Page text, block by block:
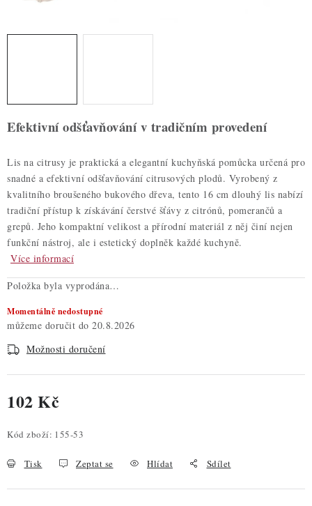
NOVÉ ZBOŽÍ
Nepřevzetí zásilky na dobírku
Hodnocení obchodu
Blog
Moje objednávka
Efektivní odšťavňování v tradičním provedení
Lis na citrusy je praktická a elegantní kuchyňská pomůcka určená pro
snadné a efektivní odšťavňování citrusových plodů. Vyrobený z
kvalitního broušeného bukového dřeva, tento 16 cm dlouhý lis nabízí
tradiční přístup k získávání čerstvé šťávy z citrónů, pomerančů a
grepů. Jeho kompaktní velikost a přírodní materiál z něj činí nejen
funkční nástroj, ale i estetický doplněk každé kuchyně.
Více informací
Položka byla vyprodána…
Momentálně nedostupné
20.8.2026
Možnosti doručení
102 Kč
Kód zboží: 155-53
Tisk Zeptat se Hlídat Sdílet